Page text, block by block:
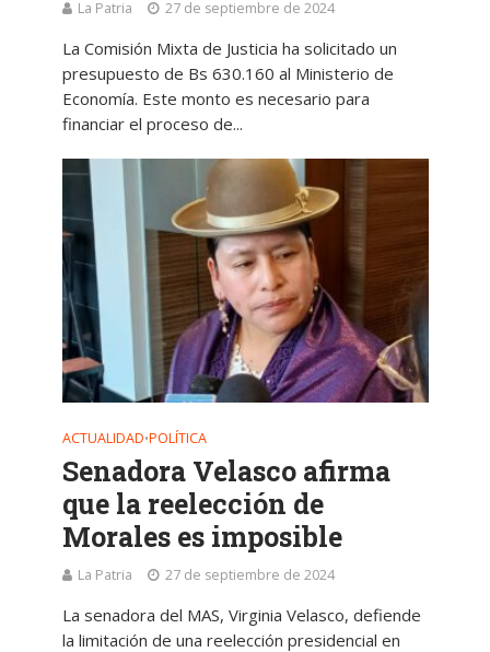
La Patria 27 de septiembre de 2024
La Comisión Mixta de Justicia ha solicitado un
presupuesto de Bs 630.160 al Ministerio de
Economía. Este monto es necesario para
financiar el proceso de...
ACTUALIDAD•POLÍTICA
Senadora Velasco afirma
que la reelección de
Morales es imposible
La Patria 27 de septiembre de 2024
La senadora del MAS, Virginia Velasco, defiende
la limitación de una reelección presidencial en